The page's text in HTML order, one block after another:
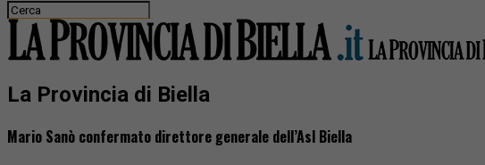
La Provincia di Biella
Mario Sanò confermato direttore generale dell’Asl Biella